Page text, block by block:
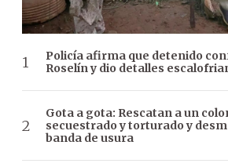
Policía afirma que detenido
Roselín y dio detalles
Gota a gota: Rescatan a un
secuestrado y torturado y
banda de usura